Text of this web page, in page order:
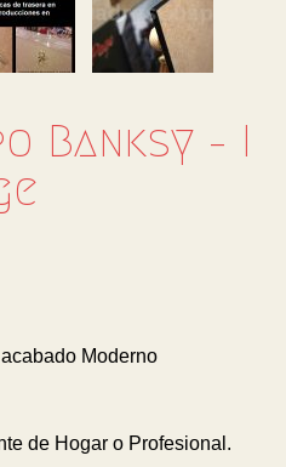
Banksy – I
Moderno
de Hogar o Profesional.